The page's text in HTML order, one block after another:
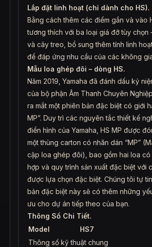
Lắp đặt linh hoạt (chỉ dành cho HS).
Bằng cách thêm các điểm gắn và vào
tương thích với ba loại giá đỡ tùy chọn
và cây treo, bổ sung thêm tính linh
để đáp ứng nhu cầu của các không
Mẫu loa ghép đôi – dòng HS.
Năm 2019, Yamaha đã đánh dấu kỷ
của bộ phận Âm Thanh Chuyên
ra mắt một phiên bản đặc biệt có giới
MP”. Duy trì các nguyên tắc thiết kế
điển hình của Yamaha, HS MP được
một thùng carton có nhãn dán “MP”
cặp loa ghép đôi), bao gồm hai loa có
hợp và quy trình sản xuất đặc biệt với
được lựa chọn đặc biệt. Chúng tôi tự
bản đặc biệt này sẽ có thêm những
ưu cho dự án tiếp theo của bạn.
Thông Số Chi Tiết.
Model
HS7
Thông số kỹ thuật chung